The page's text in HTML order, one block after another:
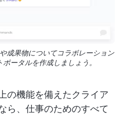
成果物についてコラボレーション
ータルを作成しましょう。
の機能を備えたクライア
ら、仕事のためのすべて